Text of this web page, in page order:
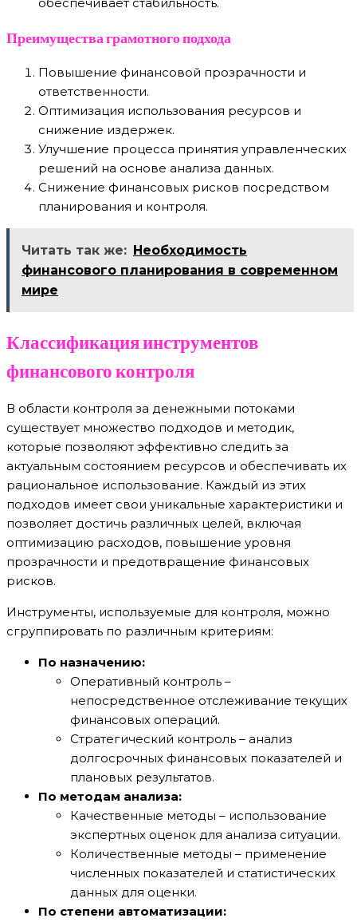
Преимущества грамотного подхода
Повышение финансовой прозрачности и
ответственности.
Оптимизация использования ресурсов и
снижение издержек.
Улучшение процесса принятия управленческих
решений на основе анализа данных.
Снижение финансовых рисков посредством
планирования и контроля.
Читать так же: Необходимость
финансового планирования в современном
мире
Классификация инструментов
финансового контроля
В области контроля за денежными потоками
существует множество подходов и методик,
которые позволяют эффективно следить за
актуальным состоянием ресурсов и обеспечивать их
рациональное использование. Каждый из этих
подходов имеет свои уникальные характеристики и
позволяет достичь различных целей, включая
оптимизацию расходов, повышение уровня
прозрачности и предотвращение финансовых
рисков.
Инструменты, используемые для контроля, можно
сгруппировать по различным критериям:
По назначению:
Оперативный контроль –
непосредственное отслеживание текущих
финансовых операций.
Стратегический контроль – анализ
долгосрочных финансовых показателей и
плановых результатов.
По методам анализа:
Качественные методы – использование
экспертных оценок для анализа ситуации.
Количественные методы – применение
численных показателей и статистических
данных для оценки.
По степени автоматизации: